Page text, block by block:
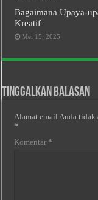
Bagaimana Upaya-
Kreatif
Mei 15, 2025
Tinggalkan Balasan
Alamat email Anda
*
Komentar *